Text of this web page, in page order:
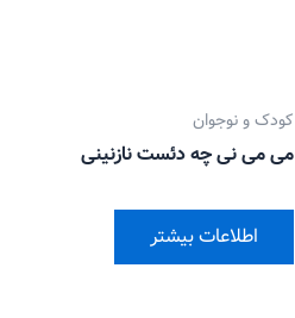
کودک و نوجوان
می می نی چه دئست نازنینی
اطلاعات بیشتر